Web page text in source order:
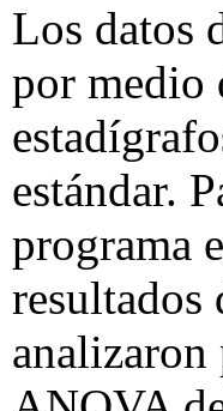
Los datos
por medio
estándar.
programa